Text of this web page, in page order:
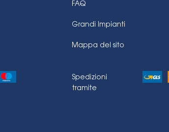
FAQ
Grandi Impianti
Mappa del sito
Spedizioni
tramite